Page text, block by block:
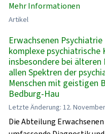
Mehr Informationen
Artikel
Erwachsenen
komplexe psychiatrische
insbesondere bei älteren
allen Spektren der
Menschen mit geistigen
Bedburg-Hau
Letzte Änderung: 12.
Die Abteilung